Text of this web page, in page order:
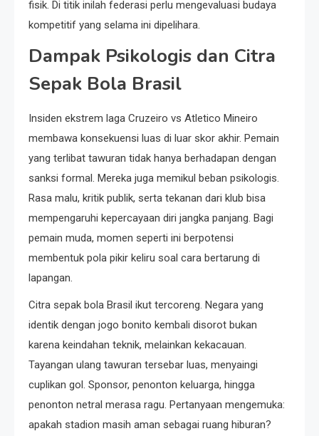
fisik. Di titik inilah federasi perlu mengevaluasi budaya
kompetitif yang selama ini dipelihara.
Dampak Psikologis dan Citra
Sepak Bola Brasil
Insiden ekstrem laga Cruzeiro vs Atletico Mineiro
membawa konsekuensi luas di luar skor akhir. Pemain
yang terlibat tawuran tidak hanya berhadapan dengan
sanksi formal. Mereka juga memikul beban psikologis.
Rasa malu, kritik publik, serta tekanan dari klub bisa
mempengaruhi kepercayaan diri jangka panjang. Bagi
pemain muda, momen seperti ini berpotensi
membentuk pola pikir keliru soal cara bertarung di
lapangan.
Citra sepak bola Brasil ikut tercoreng. Negara yang
identik dengan jogo bonito kembali disorot bukan
karena keindahan teknik, melainkan kekacauan.
Tayangan ulang tawuran tersebar luas, menyaingi
cuplikan gol. Sponsor, penonton keluarga, hingga
penonton netral merasa ragu. Pertanyaan mengemuka:
apakah stadion masih aman sebagai ruang hiburan?